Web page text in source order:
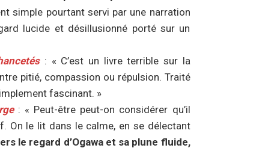
simple pourtant servi par une narration
lucide et désillusionné porté sur un
: « C’est un livre terrible sur la
pitié, compassion ou répulsion. Traité
fascinant. »
: « Peut-être peut-on considérer qu’il
On le lit dans le calme, en se délectant
le regard d’Ogawa et sa plune fluide,